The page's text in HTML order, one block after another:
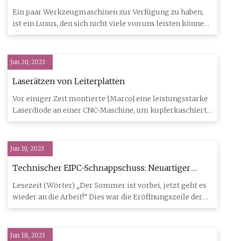
Ein paar Werkzeugmaschinen zur Verfügung zu haben,
ist ein Luxus, den sich nicht viele von uns leisten können,
und oft
Jun 20, 2023
Laserätzen von Leiterplatten
Vor einiger Zeit montierte [Marco] eine leistungsstarke
Laserdiode an einer CNC-Maschine, um kupferkaschierte
Platinen
Jun 19, 2023
Technischer EIPC-Schnappschuss: Neuartiger
Laser
Lesezeit (Wörter) „Der Sommer ist vorbei, jetzt geht es
wieder an die Arbeit!“ Dies war die Eröffnungszeile der
Einlad
Jun 18, 2023